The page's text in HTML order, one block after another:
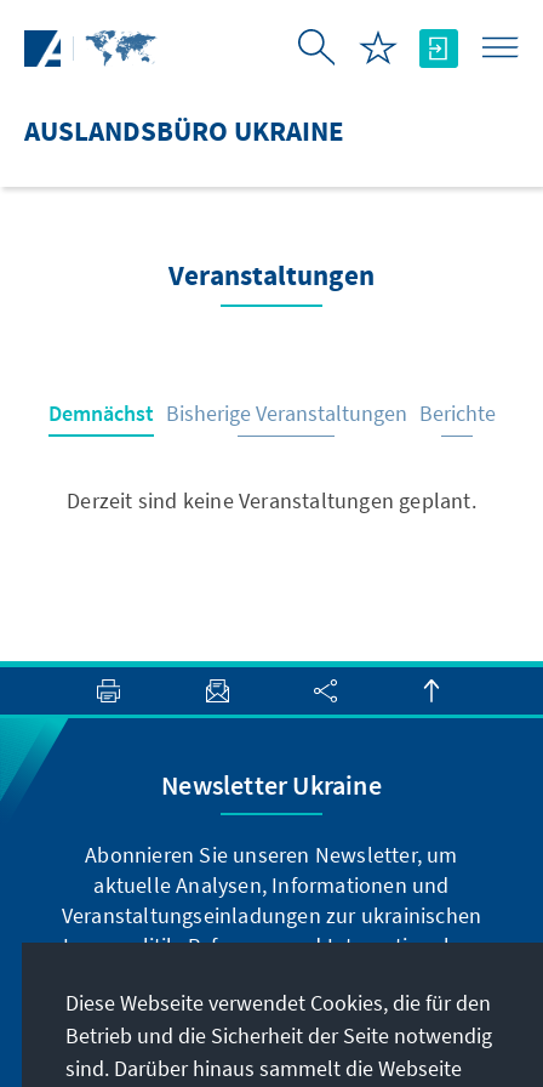
AUSLANDSBÜRO UKRAINE
Veranstaltungen
Demnächst Bisherige Veranstaltungen Berichte
Derzeit sind keine Veranstaltungen geplant.
Newsletter Ukraine
Abonnieren Sie unseren Newsletter, um
aktuelle Analysen, Informationen und
Veranstaltungseinladungen zur ukrainischen
Innenpolitik, Reformen und Internationalem
Jetzt abonnieren
Diese Webseite verwendet Cookies, die für den
Betrieb und die Sicherheit der Seite notwendig
sind. Darüber hinaus sammelt die Webseite